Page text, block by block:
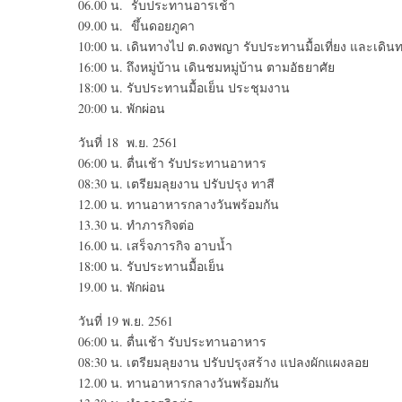
06.00 น. รับประทานอารเช้า
09.00 น. ขึ้นดอยภูคา
10:00 น. เดินทางไป ต.ดงพญา รับประทานมื้อเที่ยง และเดิน
16:00 น. ถึงหมู่บ้าน เดินชมหมู่บ้าน ตามอัธยาศัย
18:00 น. รับประทานมื้อเย็น ประชุมงาน
20:00 น. พักผ่อน
วันที่ 18 พ.ย. 2561
06:00 น. ตื่นเช้า รับประทานอาหาร
08:30 น. เตรียมลุยงาน ปรับปรุง ทาสี
12.00 น. ทานอาหารกลางวันพร้อมกัน
13.30 น. ทำภารกิจต่อ
16.00 น. เสร็จภารกิจ อาบน้ำ
18:00 น. รับประทานมื้อเย็น
19.00 น. พักผ่อน
วันที่ 19 พ.ย. 2561
06:00 น. ตื่นเช้า รับประทานอาหาร
08:30 น. เตรียมลุยงาน ปรับปรุงสร้าง แปลงผักแผงลอย
12.00 น. ทานอาหารกลางวันพร้อมกัน